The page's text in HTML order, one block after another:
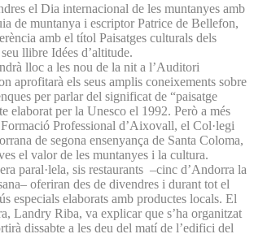
el Dia internacional de les muntanyes amb
de muntanya i escriptor Patrice de Bellefon,
amb el títol Paisatges culturals dels
llibre Idées d’altitude.
lloc a les nou de la nit a l’Auditori
aprofitarà els seus amplis coneixements sobre
per parlar del significat de “paisatge
elaborat per la Unesco el 1992. Però a més
Professional d’Aixovall, el Col·legi
de segona ensenyança de Santa Coloma,
el valor de les muntanyes i la cultura.
paral·lela, sis restaurants –cinc d’Andorra la
oferiran des de divendres i durant tot el
especials elaborats amb productes locals. El
Landry Riba, va explicar que s’ha organitzat
dissabte a les deu del matí de l’edifici del